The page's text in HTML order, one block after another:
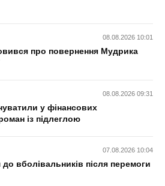
08.08.2026 10:01
про повернення Мудрика
08.08.2026 09:31
у фінансових
із підлеглою
07.08.2026 10:04
до вболівальників після перемоги